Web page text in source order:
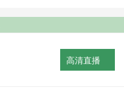
高清直播